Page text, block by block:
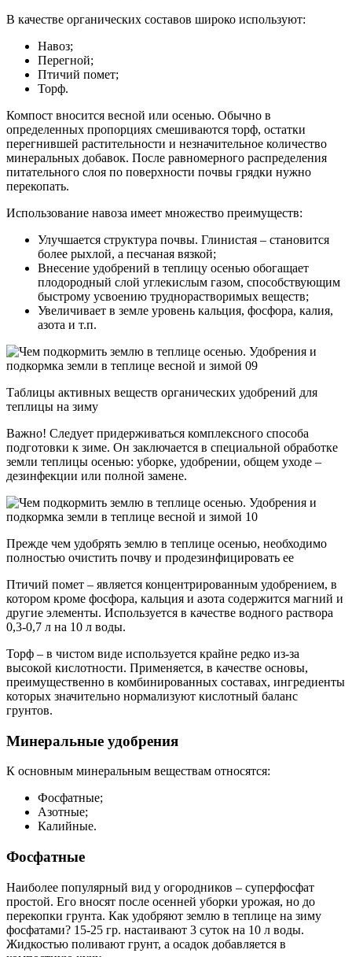
В качестве органических составов широко используют:
Навоз;
Перегной;
Птичий помет;
Торф.
Компост вносится весной или осенью. Обычно в
определенных пропорциях смешиваются торф, остатки
перегнившей растительности и незначительное количество
минеральных добавок. После равномерного распределения
питательного слоя по поверхности почвы грядки нужно
перекопать.
Использование навоза имеет множество преимуществ:
Улучшается структура почвы. Глинистая – становится
более рыхлой, а песчаная вязкой;
Внесение удобрений в теплицу осенью обогащает
плодородный слой углекислым газом, способствующим
быстрому усвоению труднорастворимых веществ;
Увеличивает в земле уровень кальция, фосфора, калия,
азота и т.п.
Таблицы активных веществ органических удобрений для
теплицы на зиму
Важно! Следует придерживаться комплексного способа
подготовки к зиме. Он заключается в специальной обработке
земли теплицы осенью: уборке, удобрении, общем уходе –
дезинфекции или полной замене.
Прежде чем удобрять землю в теплице осенью, необходимо
полностью очистить почву и продезинфицировать ее
Птичий помет – является концентрированным удобрением, в
котором кроме фосфора, кальция и азота содержится магний и
другие элементы. Используется в качестве водного раствора
0,3-0,7 л на 10 л воды.
Торф – в чистом виде используется крайне редко из-за
высокой кислотности. Применяется, в качестве основы,
преимущественно в комбинированных составах, ингредиенты
которых значительно нормализуют кислотный баланс
грунтов.
Минеральные удобрения
К основным минеральным веществам относятся:
Фосфатные;
Азотные;
Калийные.
Фосфатные
Наиболее популярный вид у огородников – суперфосфат
простой. Его вносят после осенней уборки урожая, но до
перекопки грунта. Как удобряют землю в теплице на зиму
фосфатами? 15-25 гр. настаивают 3 суток на 10 л воды.
Жидкостью поливают грунт, а осадок добавляется в